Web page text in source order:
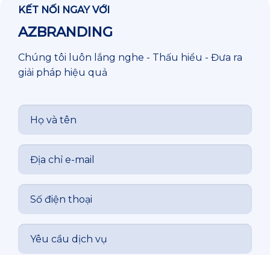
KẾT NỐI NGAY VỚI
AZBRANDING
Chúng tôi luôn lắng nghe - Thấu hiểu - Đưa ra
giải pháp hiệu quả